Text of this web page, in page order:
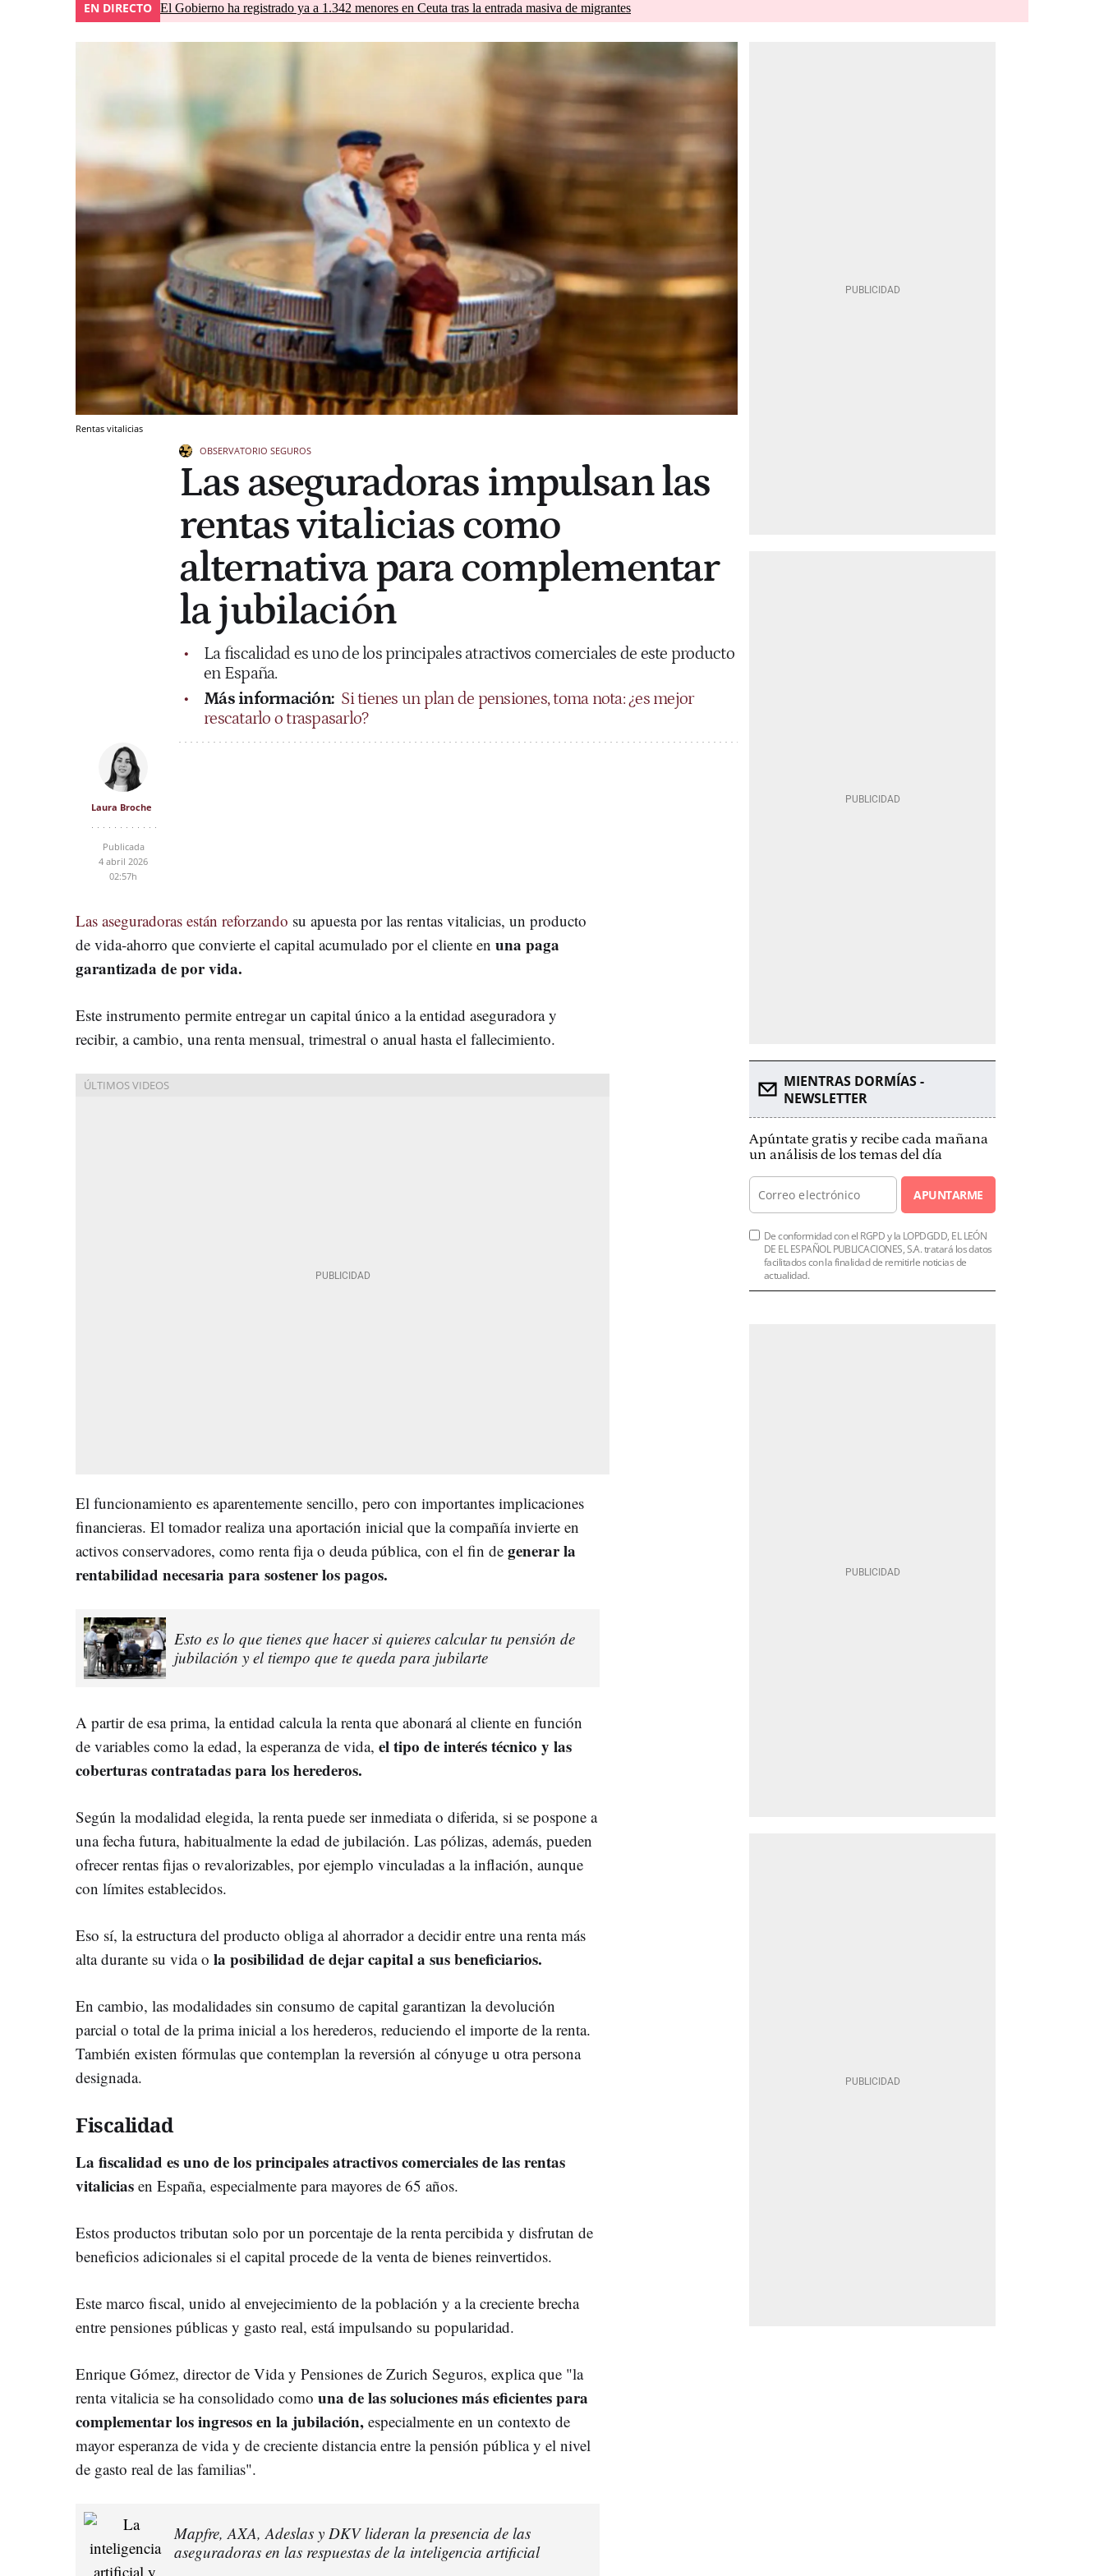
EN DIRECTO El Gobierno ha registrado ya a 1.342 menores en Ceuta tras la entrada masiva de migrantes
Rentas vitalicias
OBSERVATORIO SEGUROS
Las aseguradoras impulsan las
rentas vitalicias como
alternativa para complementar
la jubilación
La fiscalidad es uno de los principales atractivos comerciales de este producto
en España.
Más información: Si tienes un plan de pensiones, toma nota: ¿es mejor
rescatarlo o traspasarlo?
Laura Broche
Publicada
4 abril 2026
02:57h
Las aseguradoras están reforzando su apuesta por las rentas vitalicias, un producto
de vida‑ahorro que convierte el capital acumulado por el cliente en una paga
garantizada de por vida.
Este instrumento permite entregar un capital único a la entidad aseguradora y
recibir, a cambio, una renta mensual, trimestral o anual hasta el fallecimiento.
El funcionamiento es aparentemente sencillo, pero con importantes implicaciones
financieras. El tomador realiza una aportación inicial que la compañía invierte en
activos conservadores, como renta fija o deuda pública, con el fin de generar la
rentabilidad necesaria para sostener los pagos.
Esto es lo que tienes que hacer si quieres calcular tu pensión de
jubilación y el tiempo que te queda para jubilarte
A partir de esa prima, la entidad calcula la renta que abonará al cliente en función
de variables como la edad, la esperanza de vida, el tipo de interés técnico y las
coberturas contratadas para los herederos.
Según la modalidad elegida, la renta puede ser inmediata o diferida, si se pospone a
una fecha futura, habitualmente la edad de jubilación. Las pólizas, además, pueden
ofrecer rentas fijas o revalorizables, por ejemplo vinculadas a la inflación, aunque
con límites establecidos.
Eso sí, la estructura del producto obliga al ahorrador a decidir entre una renta más
alta durante su vida o la posibilidad de dejar capital a sus beneficiarios.
En cambio, las modalidades sin consumo de capital garantizan la devolución
parcial o total de la prima inicial a los herederos, reduciendo el importe de la renta.
También existen fórmulas que contemplan la reversión al cónyuge u otra persona
designada.
Fiscalidad
La fiscalidad es uno de los principales atractivos comerciales de las rentas
vitalicias en España, especialmente para mayores de 65 años.
Estos productos tributan solo por un porcentaje de la renta percibida y disfrutan de
beneficios adicionales si el capital procede de la venta de bienes reinvertidos.
Este marco fiscal, unido al envejecimiento de la población y a la creciente brecha
entre pensiones públicas y gasto real, está impulsando su popularidad.
Enrique Gómez, director de Vida y Pensiones de Zurich Seguros, explica que "la
renta vitalicia se ha consolidado como una de las soluciones más eficientes para
complementar los ingresos en la jubilación, especialmente en un contexto de
mayor esperanza de vida y de creciente distancia entre la pensión pública y el nivel
de gasto real de las familias".
Mapfre, AXA, Adeslas y DKV lideran la presencia de las
aseguradoras en las respuestas de la inteligencia artificial
MIENTRAS DORMÍAS -
NEWSLETTER
Apúntate gratis y recibe cada mañana
un análisis de los temas del día
APUNTARME
De conformidad con el RGPD y la LOPDGDD, EL LEÓN
DE EL ESPAÑOL PUBLICACIONES, S.A. tratará los datos
facilitados con la finalidad de remitirle noticias de
actualidad.